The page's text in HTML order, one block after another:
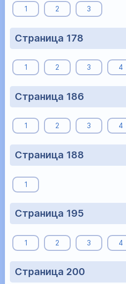
1 2 3
Страница 178
1 2 3 4
Страница 186
1 2 3 4
Страница 188
1
Страница 195
1 2 3 4
Страница 200